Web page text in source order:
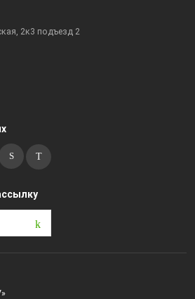
2к3 подъезд 2